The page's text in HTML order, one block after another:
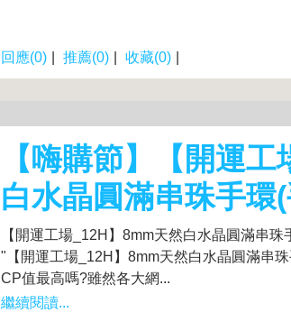
回應(0) 推薦(0) 收藏(0)
【嗨購節】【開運
白水晶圓滿串珠手環
【開運工場_12H】8mm天然白水晶圓滿串
"【開運工場_12H】8mm天然白水晶圓滿串
CP值最高嗎?雖然各大網...
繼續閱讀...